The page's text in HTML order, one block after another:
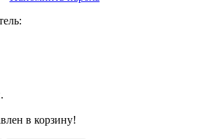
в корзину!